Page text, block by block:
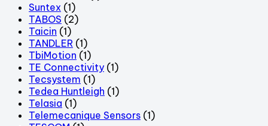
Suntex (1)
TABOS (2)
Taicin (1)
TANDLER (1)
TbiMotion (1)
TE Connectivity (1)
Tecsystem (1)
Tedea Huntleigh (1)
Telasia (1)
Telemecanique Sensors (1)